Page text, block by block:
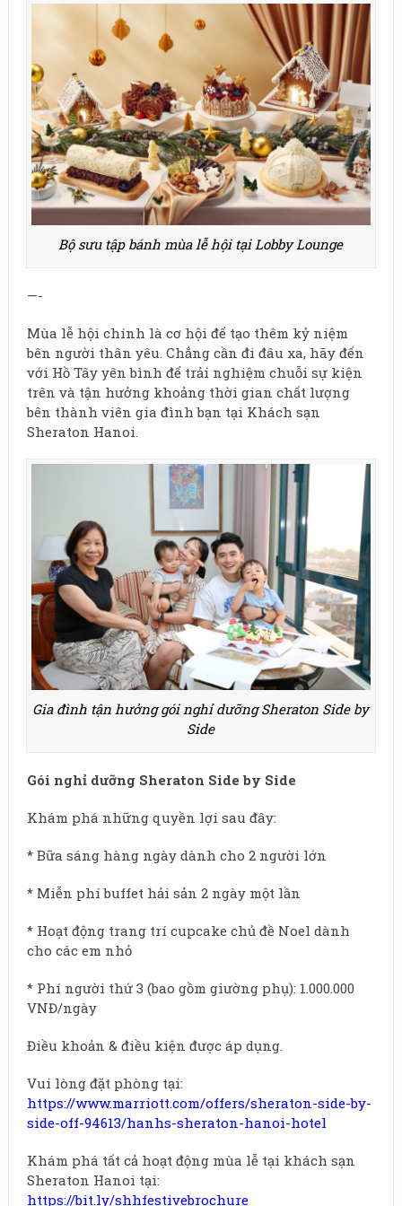
Bộ sưu tập bánh mùa lễ hội tại Lobby Lounge
—-
Mùa lễ hội chính là cơ hội để tạo thêm kỷ niệm
bên người thân yêu. Chẳng cần đi đâu xa, hãy đến
với Hồ Tây yên bình để trải nghiệm chuỗi sự kiện
trên và tận hưởng khoảng thời gian chất lượng
bên thành viên gia đình bạn tại Khách sạn
Sheraton Hanoi.
Gia đình tận hưởng gói nghỉ dưỡng Sheraton Side by
Side
Gói nghỉ dưỡng Sheraton Side by Side
Khám phá những quyền lợi sau đây:
* Bữa sáng hàng ngày dành cho 2 người lớn
* Miễn phí buffet hải sản 2 ngày một lần
* Hoạt động trang trí cupcake chủ đề Noel dành
cho các em nhỏ
* Phí người thứ 3 (bao gồm giường phụ): 1.000.000
VNĐ/ngày
Điều khoản & điều kiện được áp dụng.
Vui lòng đặt phòng tại:
https://www.marriott.com/offers/sheraton-side-by-
side-off-94613/hanhs-sheraton-hanoi-hotel
Khám phá tất cả hoạt động mùa lễ tại khách sạn
Sheraton Hanoi tại:
https://bit.ly/shhfestivebrochure